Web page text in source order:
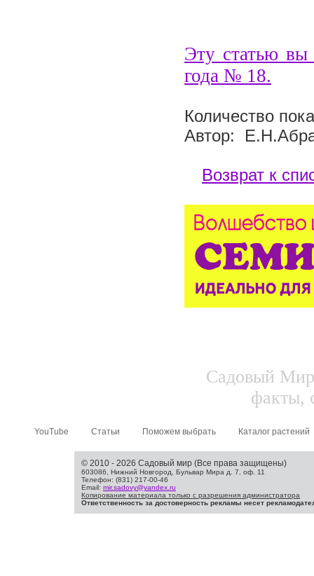
Эту статью вы
года № 18.
Количество
Автор:
Возврат к
Садовый
факты,
YouTube Статьи Поможем выбрать Каталог растений
© 2010 - 2026 Садовый мир (Все права защищены)
603086, Нижний Новгород, Бульвар Мира д. 7, оф. 11
Телефон: (831) 217-00-46
Email: mir.sadovy@yandex.ru
Копирование материала только с разрешения администратора
Ответственность за достоверность рекламы несет